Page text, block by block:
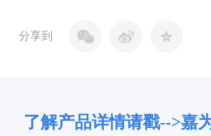
分享到
了解产品详情请戳-->嘉